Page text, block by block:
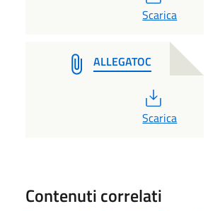
PDF
Scarica
ALLEGATOC
PDF
Scarica
Contenuti correlati